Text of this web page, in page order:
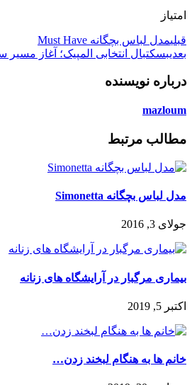
امتیاز
قبلیمدل لباس بچگانه Must Have
بعدیبسکتبال انتخابی المپیک؛ آغاز
درباره نویسنده
mazloum
مطالب مرتبط
مدل لباس بچگانه Simonetta
جولای 3, 2016
بیماری مرگبار در آرایشگاه های زنانه
اکتبر 5, 2019
خانم ها به هنگام لبخند زدن…